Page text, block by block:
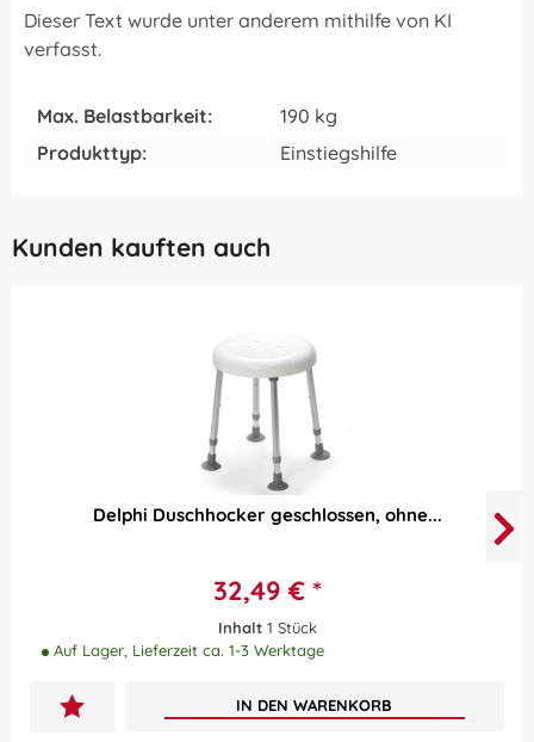
Dieser Text wurde unter anderem mithilfe von KI
verfasst.
Max. Belastbarkeit:
190 kg
Produkttyp:
Einstiegshilfe
Kunden kauften auch
Delphi Duschhocker geschlossen, ohne...
32,49 € *
Inhalt 1 Stück
Auf Lager, Lieferzeit ca. 1-3 Werktage
IN DEN WARENKORB